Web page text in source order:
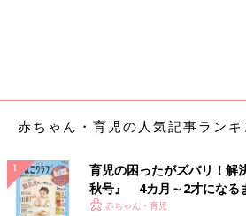
赤ちゃん・育児の人気記事ランキ
育児の困ったがズバリ！解
秋号』 4カ月～2才になる
いっぱい！
赤ちゃん・育児